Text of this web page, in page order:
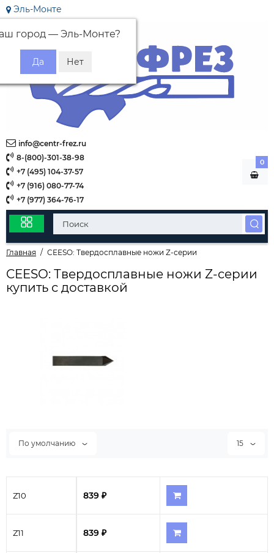
Эль-Монте
город — Эль-Монте?
info@centr-frez.ru
8-(800)-301-38-98
+7 (495) 104-37-57
+7 (916) 080-77-74
+7 (977) 364-76-17
0
Главная CEESO: Твердосплавные ножи Z-серии
CEESO: Твердосплавные ножи Z-серии
купить с доставкой
По умолчанию 15
Z10 839 ₽
Z11 839 ₽